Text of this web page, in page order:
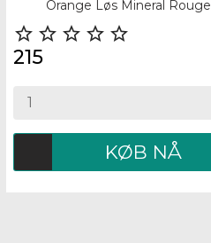
Orange Løs Mineral Rouge
    
215
KØB NÅ